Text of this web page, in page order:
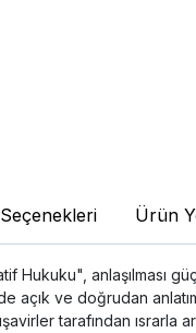
Ürün
Hukuku",
ve doğrudan
tarafından ısrarla